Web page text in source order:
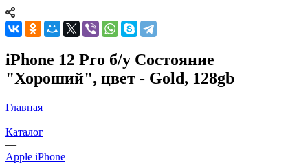
iPhone 12 Pro б/у Состояние
"Хороший", цвет - Gold, 128gb
Главная
—
Каталог
—
Apple iPhone